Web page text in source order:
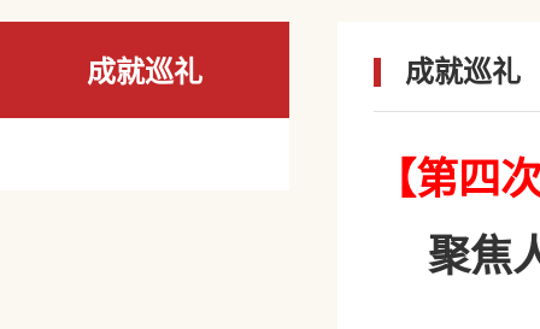
成就巡礼 成就巡礼
【第四
聚焦